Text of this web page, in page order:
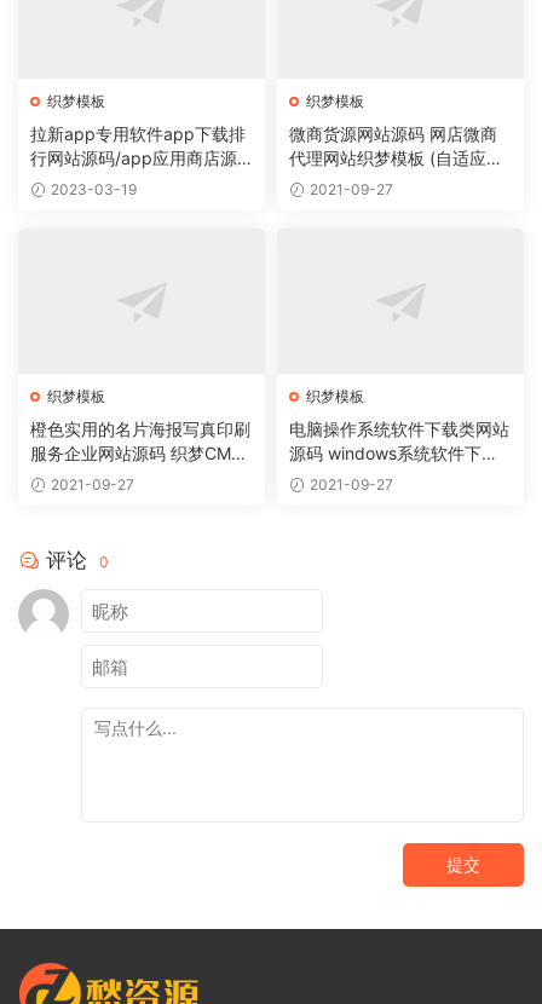
织梦模板
拉新app专用软件app下载排
行网站源码/app应用商店源
码 2023-03-19
织梦模板
微商货源网站源码 网店微商
代理网站织梦模板 (自适应手
机版)2021-09-27
织梦模板
橙色实用的名片海报写真印刷
服务企业网站源码 织梦CMS
模板2021-09-27
织梦模板
电脑操作系统软件下载类网站
源码 windows系统软件下载
网站织梦模板
2021-09-27
评论 0
提交